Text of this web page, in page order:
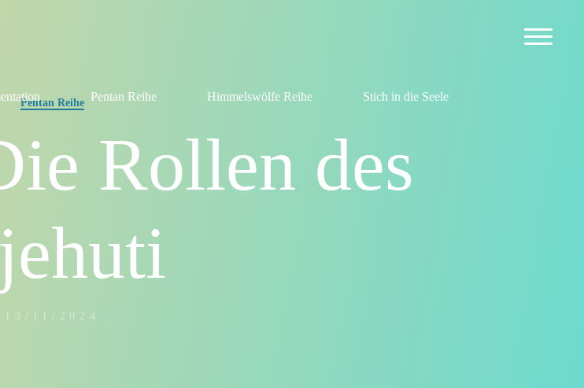
Pentan Reihe Himmelswölfe Reihe Stich in die Seele
Pentan Reihe
Rollen des
13/11/2024